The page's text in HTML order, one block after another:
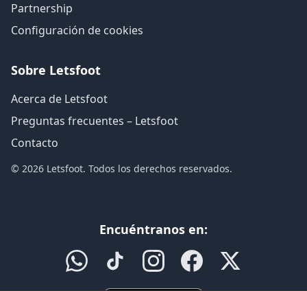
Partnership
Configuración de cookies
Sobre Letsfoot
Acerca de Letsfoot
Preguntas frecuentes – Letsfoot
Contacto
© 2026 Letsfoot. Todos los derechos reservados.
Encuéntranos en: